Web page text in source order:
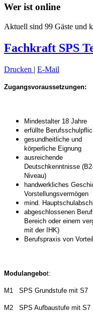
Wer ist online
Aktuell sind 99 Gäste und
Fachkraft SPS
Drucken | E-Mail
Zugangsvoraussetzungen:
Mindestalter 18 Jahre
erfüllte
gesundheitliche und
körperliche Eignung
ausreichende
Deutschkenntnisse
Niveau)
handwerkliches
Vorstellungsvermögen
mind.
abgeschlossenen
Bereich oder einem
mit der IHK)
Berufspraxis von Vorteil
Modulangebot:
M1 SPS Grundstufe mit
M2 SPS Aufbaustufe mit